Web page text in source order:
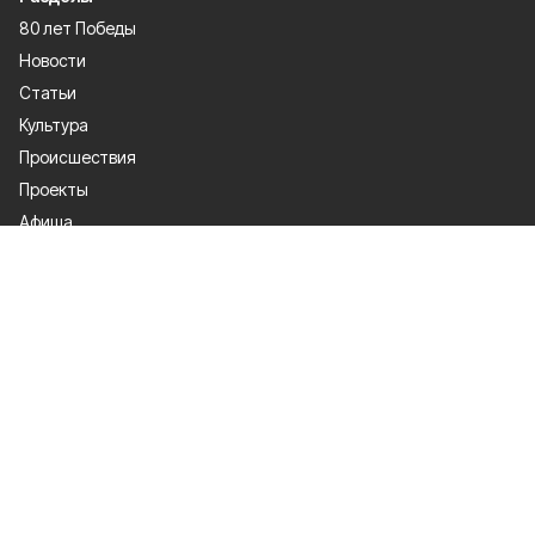
80 лет Победы
Новости
Статьи
Культура
Происшествия
Проекты
Афиша